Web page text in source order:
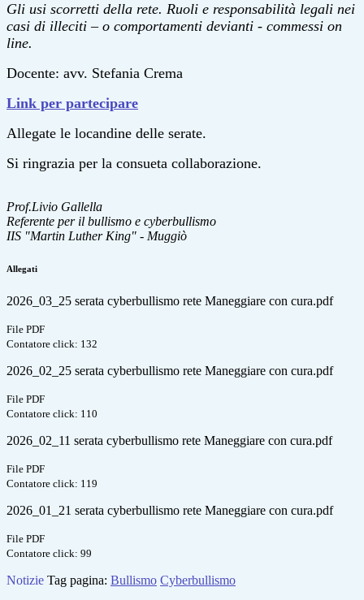
Gli usi scorretti della rete. Ruoli e responsabilità legali nei
casi di illeciti – o comportamenti devianti - commessi on
line.
Docente: avv. Stefania Crema
Link per partecipare
Allegate le locandine delle serate.
Si ringrazia per la consueta collaborazione.
Prof.Livio Gallella
Referente per il bullismo e cyberbullismo
IIS "Martin Luther King" - Muggiò
Allegati
2026_03_25 serata cyberbullismo rete Maneggiare con cura.pdf
File PDF
Contatore click: 132
2026_02_25 serata cyberbullismo rete Maneggiare con cura.pdf
File PDF
Contatore click: 110
2026_02_11 serata cyberbullismo rete Maneggiare con cura.pdf
File PDF
Contatore click: 119
2026_01_21 serata cyberbullismo rete Maneggiare con cura.pdf
File PDF
Contatore click: 99
Notizie Tag pagina: Bullismo Cyberbullismo